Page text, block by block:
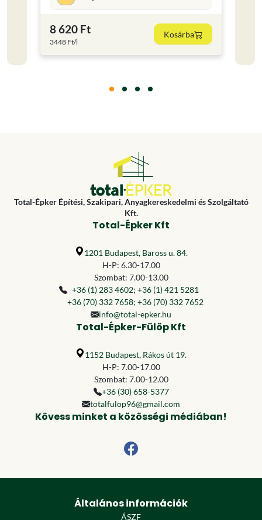
8 620 Ft
3448 Ft/l
Kosárba
Total-Épker Építési, Szakipari, Anyagkereskedelmi és Szolgáltató
Kft.
Total-Épker Kft
1201 Budapest, Baross u. 84.
H-P: 6.30-17.00
Szombat: 7.00-13.00
+36 (1) 283 4602; +36 (1) 421 5281
+36 (70) 332 7658; +36 (70) 332 7652
info@total-epker.hu
Total-Épker-Fülöp Kft
1152 Budapest, Rákos út 19.
H-P: 7.00-17.00
Szombat: 7.00-12.00
+36 (30) 658-5377
totalfulop96@gmail.com
Kövess minket a közösségi médiában!
Általános információk
ÁSZF